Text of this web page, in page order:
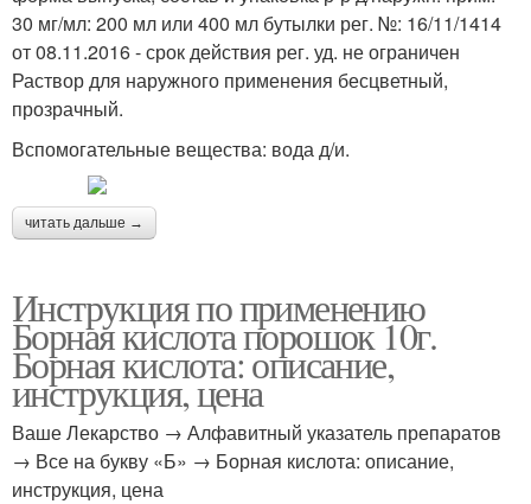
30 мг/мл: 200 мл или 400 мл бутылки рег. №: 16/11/1414
от 08.11.2016 - срок действия рег. уд. не ограничен
Раствор для наружного применения бесцветный,
прозрачный.
Вспомогательные вещества: вода д/и.
читать дальше →
Инструкция по применению
Борная кислота порошок 10г.
Борная кислота: описание,
инструкция, цена
Ваше Лекарство → Алфавитный указатель препаратов
→ Все на букву «Б» → Борная кислота: описание,
инструкция, цена